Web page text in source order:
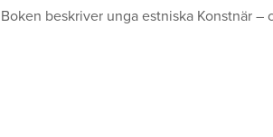
Boken beskriver unga estniska Konstnär –